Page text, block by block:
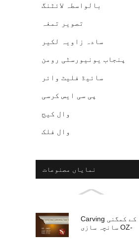
بالواسطہ لائٹنگ
تصویر تمغہ
سادہ زاویہ لکیر
پنجاب یونیورسٹی رومن
کالم
سائیڈ فلیٹ وائر
پی سی ایس کرسی
وال کیج
وال فلک
نمایاں مصنوعات
Carving کے کمگنی
سانچہ سازی OZ-